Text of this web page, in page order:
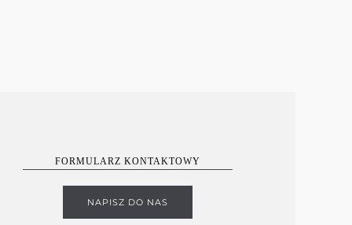
FORMULARZ KONTAKTOWY
NAPISZ DO NAS